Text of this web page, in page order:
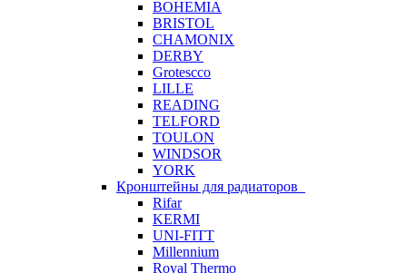
BOHEMIA
BRISTOL
CHAMONIX
DERBY
Grotescco
LILLE
READING
TELFORD
TOULON
WINDSOR
YORK
Кронштейны для радиаторов
Rifar
KERMI
UNI-FITT
Millennium
Royal Thermo